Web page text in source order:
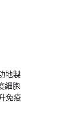
地製
細胞
免疫